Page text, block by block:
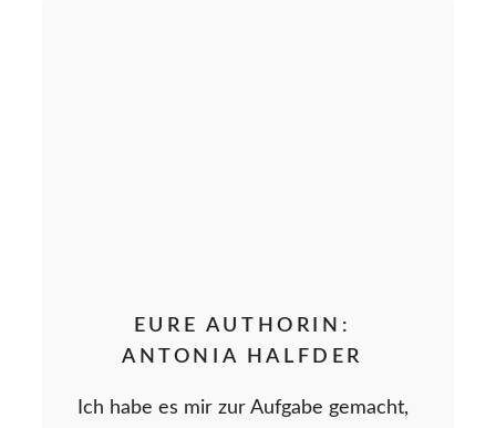
EURE AUTHORIN:
ANTONIA HALFDER
Ich habe es mir zur Aufgabe gemacht,